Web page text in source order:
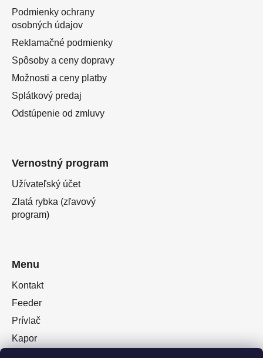
Podmienky ochrany
osobných údajov
Reklamačné podmienky
Spôsoby a ceny dopravy
Možnosti a ceny platby
Splátkový predaj
Odstúpenie od zmluvy
Vernostný program
Užívateľský účet
Zlatá rybka (zľavový
program)
Menu
Kontakt
Feeder
Prívlač
Kapor